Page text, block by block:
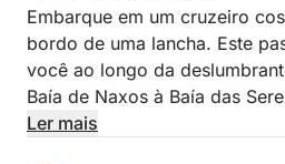
Embarque em um cruzeiro
bordo de uma lancha. Este
você ao longo da
Baía de Naxos à Baía das
de tirar o fôlego e tesouros
Ler mais